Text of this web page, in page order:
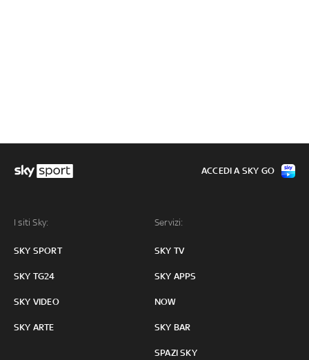
I siti Sky:
SKY SPORT
SKY TG24
SKY VIDEO
SKY ARTE
Servizi:
SKY TV
SKY APPS
NOW
SKY BAR
SPAZI SKY
ACCEDI A SKY GO